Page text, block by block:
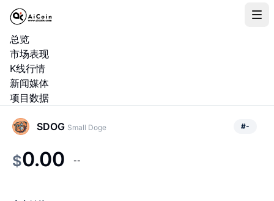
总览
市场表现
K线行情
新闻媒体
项目数据
SDOG Small Doge #-
$0.00 --